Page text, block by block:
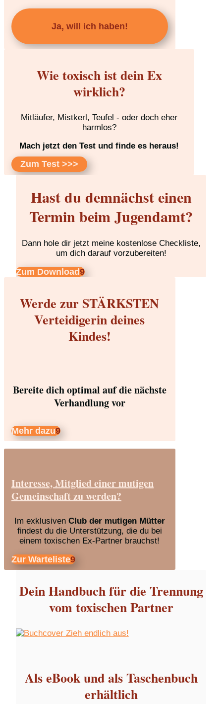
Ja, will ich haben!
Wie toxisch ist dein Ex
wirklich?
Mitläufer, Mistkerl, Teufel - oder doch eher
harmlos?
Mach jetzt den Test und finde es heraus!
Zum Test >>>
Hast du demnächst einen
Termin beim Jugendamt?
Dann hole dir jetzt meine kostenlose Checkliste,
um dich darauf vorzubereiten!
Zum Download
Werde zur STÄRKSTEN
Verteidigerin deines
Kindes!
Bereite dich optimal auf die nächste
Verhandlung vor
Mehr dazu
Interesse, Mitglied einer mutigen
Gemeinschaft zu werden?
Im exklusiven Club der mutigen Mütter
findest du die Unterstützung, die du bei
einem toxischen Ex-Partner brauchst!
Zur Warteliste
Dein Handbuch für die Trennung
vom toxischen Partner
Als eBook und als Taschenbuch
erhältlich